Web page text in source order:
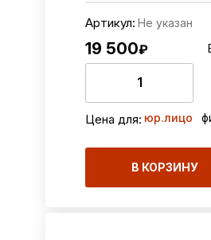
Артикул: Не указан
19 500₽
Цена для: юр.лицо
В КОРЗИНУ